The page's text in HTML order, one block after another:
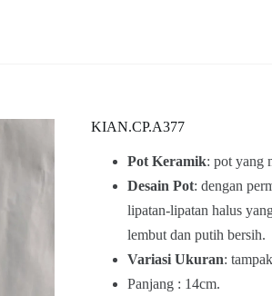
KIAN.CP.A377
Pot Keramik: pot yang
Desain Pot: dengan
lipatan-lipatan halus
lembut dan putih bersih.
Variasi Ukuran:
Panjang : 14cm.